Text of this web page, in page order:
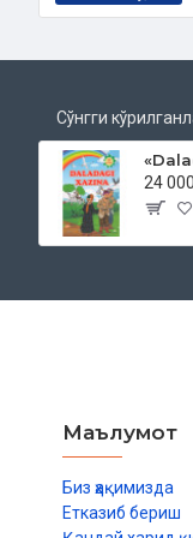
Сўнгги
24
Маълумот
Биз ҳақимизда
Етказиб бериш